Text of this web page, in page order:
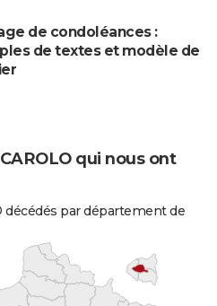
de condoléances :
de textes et modèle de
qui nous ont
décédés par département de